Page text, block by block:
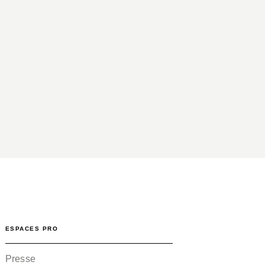
ESPACES PRO
Presse